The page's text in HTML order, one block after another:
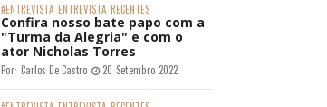
#ENTREVISTA ENTREVISTA RECENTES
Confira nosso bate papo com a
"Turma da Alegria" e com o
ator Nicholas Torres
Por: Carlos De Castro 20 Setembro 2022